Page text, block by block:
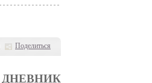
Поделиться
ДНЕВНИК